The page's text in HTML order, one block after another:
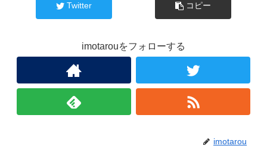
Twitter コピー
imotarouをフォローする
imotarou